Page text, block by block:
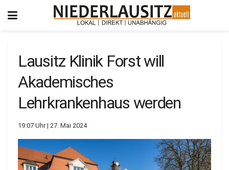
Lausitz Klinik Forst will
Akademisches
Lehrkrankenhaus werden
19:07 Uhr | 27. Mai 2024